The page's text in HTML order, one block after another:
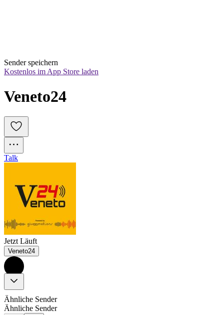
Sender speichern
Kostenlos im App Store laden
Veneto24
Talk
Jetzt Läuft
Veneto24
Ähnliche Sender
Ähnliche Sender